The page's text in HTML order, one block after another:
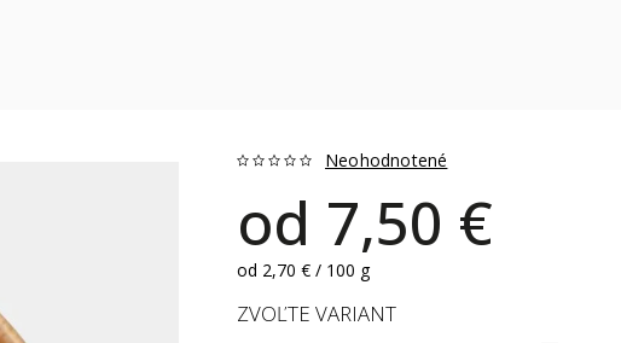
Neohodnotené
od 7,50 €
od 2,70 € / 100 g
ZVOĽTE VARIANT